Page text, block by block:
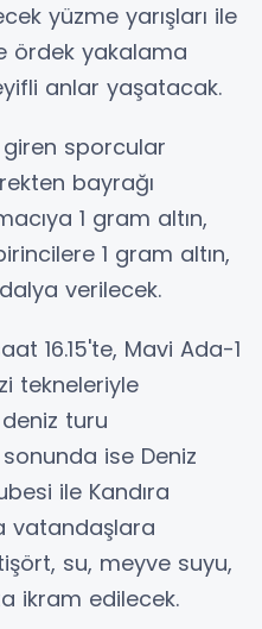
yüzme yarışları ile
ördek yakalama
anlar yaşatacak.
sporcular
bayrağı
1 gram altın,
1 gram altın,
verilecek.
16.15'te, Mavi Ada-1
tekneleriyle
deniz turu
ise Deniz
ile Kandıra
vatandaşlara
su, meyve suyu,
ikram edilecek.